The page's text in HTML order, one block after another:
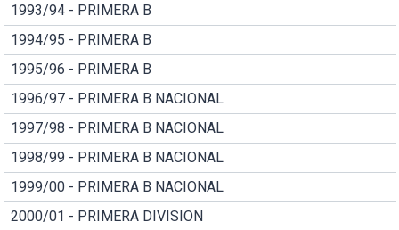
1993/94 - PRIMERA B
1994/95 - PRIMERA B
1995/96 - PRIMERA B
1996/97 - PRIMERA B NACIONAL
1997/98 - PRIMERA B NACIONAL
1998/99 - PRIMERA B NACIONAL
1999/00 - PRIMERA B NACIONAL
2000/01 - PRIMERA DIVISION